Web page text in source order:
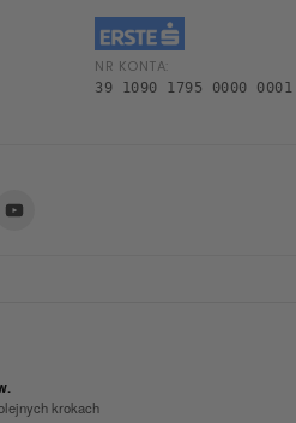
NR KONTA:
39 1090 1795 0000